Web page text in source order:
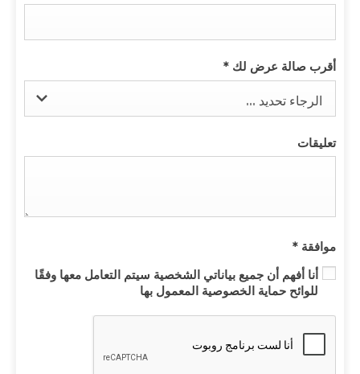
أقرب صالة عرض لك*
الرجاء تحديد ...
تعليقات
موافقة*
أنا أفهم أن جميع بياناتي الشخصية سيتم التعامل معها وفقًا
للوائح حماية الخصوصية المعمول بها